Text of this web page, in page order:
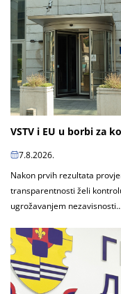
VSTV i EU u borbi za
7.8.2026.
Nakon prvih rezultata
transparentnosti želi
ugrožavanjem